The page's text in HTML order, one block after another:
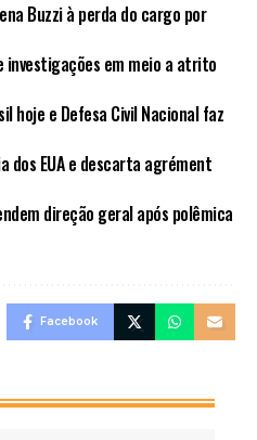
Buzzi à perda do cargo por
investigações em meio a atrito
hoje e Defesa Civil Nacional faz
dos EUA e descarta agrément
direção geral após polêmica
Facebook